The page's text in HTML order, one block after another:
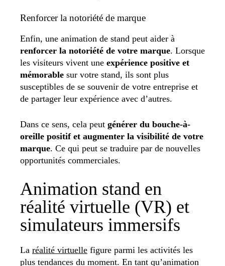
Renforcer la notoriété de marque
Enfin, une animation de stand peut aider à
renforcer la notoriété de votre marque. Lorsque
les visiteurs vivent une expérience positive et
mémorable sur votre stand, ils sont plus
susceptibles de se souvenir de votre entreprise et
de partager leur expérience avec d’autres.
Dans ce sens, cela peut générer du bouche-à-
oreille positif et augmenter la visibilité de votre
marque. Ce qui peut se traduire par de nouvelles
opportunités commerciales.
Animation stand en
réalité virtuelle (VR) et
simulateurs immersifs
La réalité virtuelle figure parmi les activités les
plus tendances du moment. En tant qu’animation